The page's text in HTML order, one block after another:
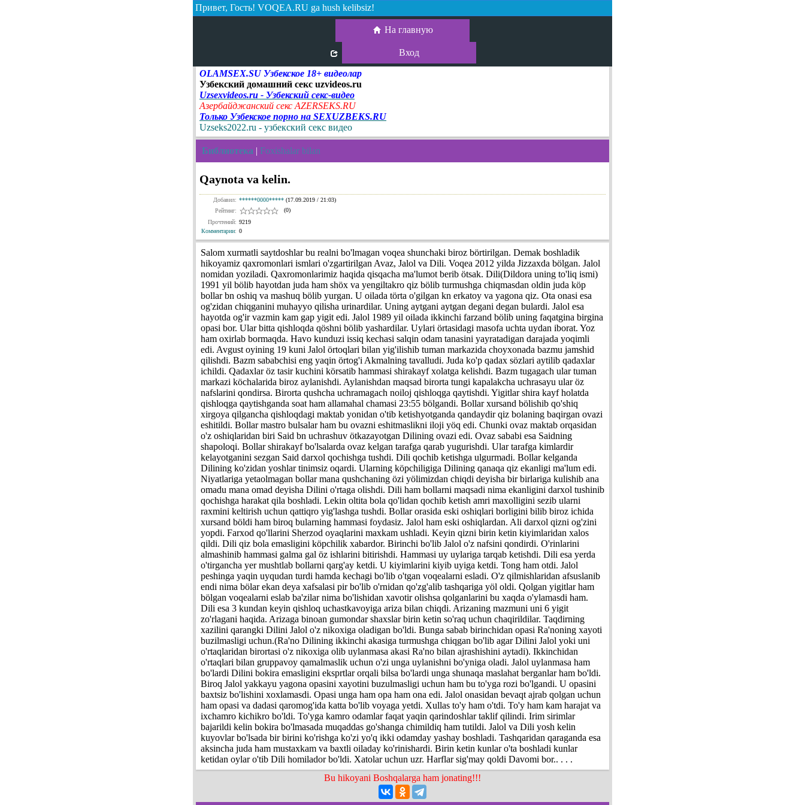
Привет, Гость! VOQEA.RU ga hush kelibsiz!
На главную
Вход
OLAMSEX.SU Узбекское 18+ видеолар
Узбекский домашний секс uzvideos.ru
Uzsexvideos.ru - Узбекский секс-видео
Азербайджанский секс AZERSEKS.RU
Только Узбекское порно на SEXUZBEKS.RU
Uzseks2022.ru - узбекский секс видео
Библиотека | Foxishalar bilan
Qaynota va kelin.
Добавил: ******0000***** (17.09.2019 / 21:03)
Рейтинг:
(0)
Прочтений: 9219
Комментарии: 0
Salom xurmatli saytdoshlar bu realni bo'lmagan voqea shunchaki biroz börtirilgan. Demak boshladik
hikoyamiz qaxromonlari ismlari o'zgartirilgan Avaz, Jalol va Dili. Voqea 2012 yilda Jizzaxda bölgan. Jalol
nomidan yoziladi. Qaxromonlarimiz haqida qisqacha ma'lumot berib ötsak. Dili(Dildora uning to'liq ismi)
1991 yil bölib hayotdan juda ham shöx va yengiltakro qiz bölib turmushga chiqmasdan oldin juda köp
bollar bn oshiq va mashuq bölib yurgan. U oilada törta o'gilgan kn erkatoy va yagona qiz. Ota onasi esa
og'zidan chiqganini muhayyo qilisha urinardilar. Uning aytgani aytgan degani degan bulardi. Jalol esa
hayotda og'ir vazmin kam gap yigit edi. Jalol 1989 yil oilada ikkinchi farzand bölib uning faqatgina birgina
opasi bor. Ular bitta qishloqda qöshni bölib yashardilar. Uylari örtasidagi masofa uchta uydan iborat. Yoz
ham oxirlab bormaqda. Havo kunduzi issiq kechasi salqin odam tanasini yayratadigan darajada yoqimli
edi. Avgust oyining 19 kuni Jalol örtoqlari bilan yig'ilishib tuman markazida choyxonada bazmu jamshid
qilishdi. Bazm sababchisi eng yaqin örtog'i Akmalning tavalludi. Juda ko'p qadax sözlari aytilib qadaxlar
ichildi. Qadaxlar öz tasir kuchini körsatib hammasi shirakayf xolatga kelishdi. Bazm tugagach ular tuman
markazi köchalarida biroz aylanishdi. Aylanishdan maqsad birorta tungi kapalakcha uchrasayu ular öz
nafslarini qondirsa. Birorta qushcha uchramagach noiloj qishloqga qaytishdi. Yigitlar shira kayf holatda
qishloqga qaytishganda soat ham allamahal chamasi 23:55 bölgandi. Bollar xursand bölishib qo'shiq
xirgoya qilgancha qishloqdagi maktab yonidan o'tib ketishyotganda qandaydir qiz bolaning baqirgan ovazi
eshitildi. Bollar mastro bulsalar ham bu ovazni eshitmaslikni iloji yöq edi. Chunki ovaz maktab orqasidan
o'z oshiqlaridan biri Said bn uchrashuv ötkazayotgan Dilining ovazi edi. Ovaz sababi esa Saidning
shapoloqi. Bollar shirakayf bo'lsalarda ovaz kelgan tarafga qarab yugurishdi. Ular tarafga kimlardir
kelayotganini sezgan Said darxol qochishga tushdi. Dili qochib ketishga ulgurmadi. Bollar kelganda
Dilining ko'zidan yoshlar tinimsiz oqardi. Ularning köpchiligiga Dilining qanaqa qiz ekanligi ma'lum edi.
Niyatlariga yetaolmagan bollar mana qushchaning özi yölimizdan chiqdi deyisha bir birlariga kulishib ana
omadu mana omad deyisha Dilini o'rtaga olishdi. Dili ham bollarni maqsadi nima ekanligini darxol tushinib
qochishga harakat qila boshladi. Lekin oltita bola qo'lidan qochib ketish amri maxolligini sezib ularni
raxmini keltirish uchun qattiqro yig'lashga tushdi. Bollar orasida eski oshiqlari borligini bilib biroz ichida
xursand böldi ham biroq bularning hammasi foydasiz. Jalol ham eski oshiqlardan. Ali darxol qizni og'zini
yopdi. Farxod qo'llarini Sherzod oyaqlarini maxkam ushladi. Keyin qizni birin ketin kiyimlaridan xalos
qildi. Dili qiz bola emasligini köpchilik xabardor. Birinchi bo'lib Jalol o'z nafsini qondirdi. O'rinlarini
almashinib hammasi galma gal öz ishlarini bitirishdi. Hammasi uy uylariga tarqab ketishdi. Dili esa yerda
o'tirgancha yer mushtlab bollarni qarg'ay ketdi. U kiyimlarini kiyib uyiga ketdi. Tong ham otdi. Jalol
peshinga yaqin uyqudan turdi hamda kechagi bo'lib o'tgan voqealarni esladi. O'z qilmishlaridan afsuslanib
endi nima bölar ekan deya xafsalasi pir bo'lib o'rnidan qo'zg'alib tashqariga yöl oldi. Qolgan yigitlar ham
bölgan voqealarni eslab ba'zilar nima bo'lishidan xavotir olishsa qolganlarini bu xaqda o'ylamasdi ham.
Dili esa 3 kundan keyin qishloq uchastkavoyiga ariza bilan chiqdi. Arizaning mazmuni uni 6 yigit
zo'rlagani haqida. Arizaga binoan gumondar shaxslar birin ketin so'raq uchun chaqirildilar. Taqdirning
xazilini qarangki Dilini Jalol o'z nikoxiga oladigan bo'ldi. Bunga sabab birinchidan opasi Ra'noning xayoti
buzilmasligi uchun.(Ra'no Dilining ikkinchi akasiga turmushga chiqgan bo'lib agar Dilini Jalol yoki uni
o'rtaqlaridan birortasi o'z nikoxiga olib uylanmasa akasi Ra'no bilan ajrashishini aytadi). Ikkinchidan
o'rtaqlari bilan gruppavoy qamalmaslik uchun o'zi unga uylanishni bo'yniga oladi. Jalol uylanmasa ham
bo'lardi Dilini bokira emasligini eksprtlar orqali bilsa bo'lardi unga shunaqa maslahat berganlar ham bo'ldi.
Biroq Jalol yakkayu yagona opasini xayotini buzulmasligi uchun ham bu to'yga rozi bo'lgandi. U opasini
baxtsiz bo'lishini xoxlamasdi. Opasi unga ham opa ham ona edi. Jalol onasidan bevaqt ajrab qolgan uchun
ham opasi va dadasi qaromog'ida katta bo'lib voyaga yetdi. Xullas to'y ham o'tdi. To'y ham kam harajat va
ixchamro kichikro bo'ldi. To'yga kamro odamlar faqat yaqin qarindoshlar taklif qilindi. Irim sirimlar
bajarildi kelin bokira bo'lmasada muqaddas go'shanga chimildiq ham tutildi. Jalol va Dili yosh kelin
kuyovlar bo'lsada bir birini ko'rishga ko'zi yo'q ikki odamday yashay boshladi. Tashqaridan qaraganda esa
aksincha juda ham mustaxkam va baxtli oiladay ko'rinishardi. Birin ketin kunlar o'ta boshladi kunlar
ketidan oylar o'tib Dili homilador bo'ldi. Xatolar uchun uzr. Harflar sig'may qoldi Davomi bor.. . . .
Bu hikoyani Boshqalarga ham jonating!!!